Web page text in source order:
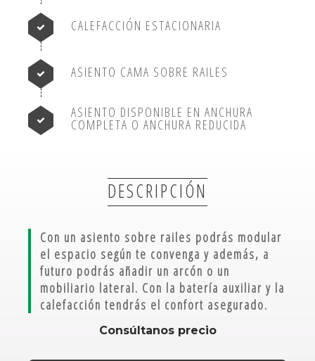
CALEFACCIÓN ESTACIONARIA
ASIENTO CAMA SOBRE RAILES
ASIENTO DISPONIBLE EN ANCHURA
COMPLETA O ANCHURA REDUCIDA
DESCRIPCIÓN
Con un asiento sobre railes podrás modular
el espacio según te convenga y además, a
futuro podrás añadir un arcón o un
mobiliario lateral. Con la batería auxiliar y la
calefacción tendrás el confort asegurado.
Consúltanos precio